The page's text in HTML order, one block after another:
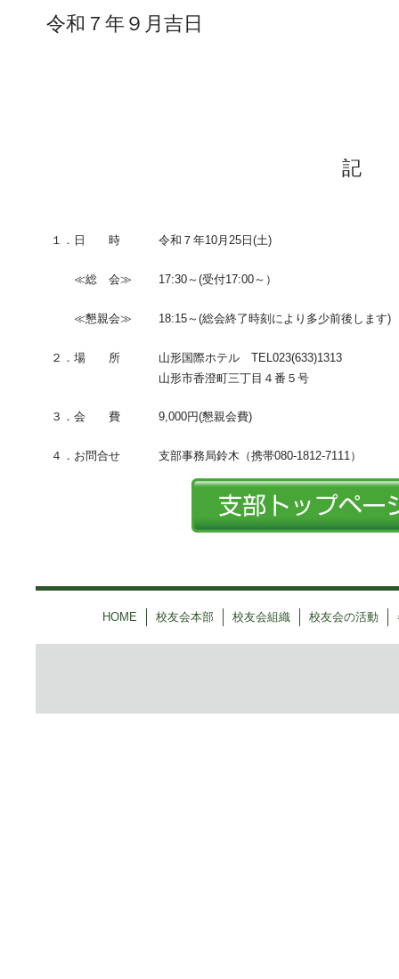
令和７年９月吉日
記
１．日 時 令和７年10月25日(土)
≪総 会≫ 17:30～(受付17:00～）
≪懇親会≫ 18:15～(総会終了時刻により多少前後します)
２．場 所
山形国際ホテル TEL023(633)1313
山形市香澄町三丁目４番５号
３．会 費 9,000円(懇親会費)
４．お問合せ 支部事務局鈴木（携帯080-1812-7111）
HOME 校友会本部 校友会組織 校友会の活動